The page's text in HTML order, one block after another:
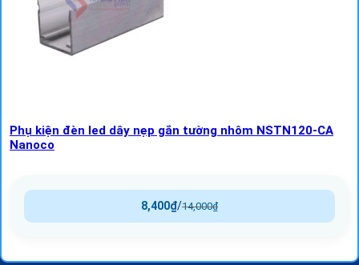
Phụ kiện đèn led dây nẹp gắn tường nhôm NSTN120-CA
Nanoco
14,000₫
/
8,400₫